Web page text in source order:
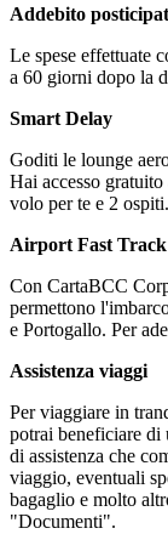
Addebito
Le spese effettuate
a 60 giorni dopo la
Smart Delay
Goditi le lounge
Hai accesso
volo per te e 2 ospiti.
Airport Fast Track
Con CartaBCC
permettono
e Portogallo. Per
Assistenza viaggi
Per viaggiare in
potrai beneficiare di
di assistenza che
viaggio, eventuali
bagaglio e molto
"Documenti".